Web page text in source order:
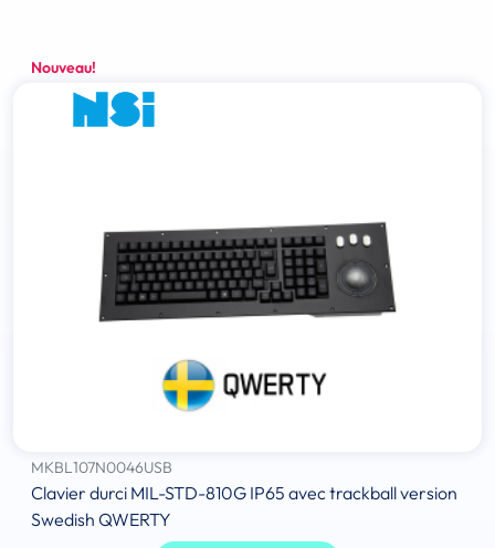
Nouveau!
MKBL107N0046USB
Clavier durci MIL-STD-810G IP65 avec trackball version
Swedish QWERTY